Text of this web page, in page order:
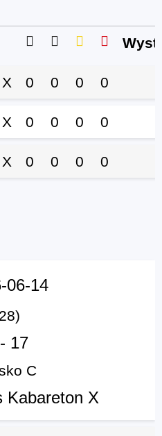
0 0 0 0
0 0 0 0
0 0 0 0
06-14
17
C
Kabareton X